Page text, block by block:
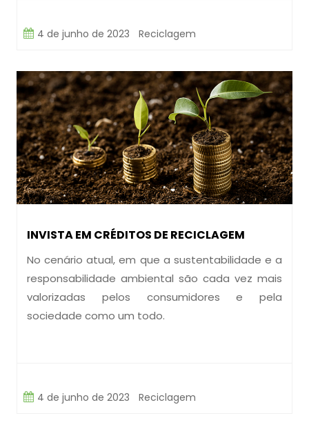
4 de junho de 2023 Reciclagem
INVISTA EM CRÉDITOS DE RECICLAGEM
No cenário atual, em que a sustentabilidade e a
responsabilidade ambiental são cada vez mais
valorizadas pelos consumidores e pela
sociedade como um todo.
4 de junho de 2023 Reciclagem